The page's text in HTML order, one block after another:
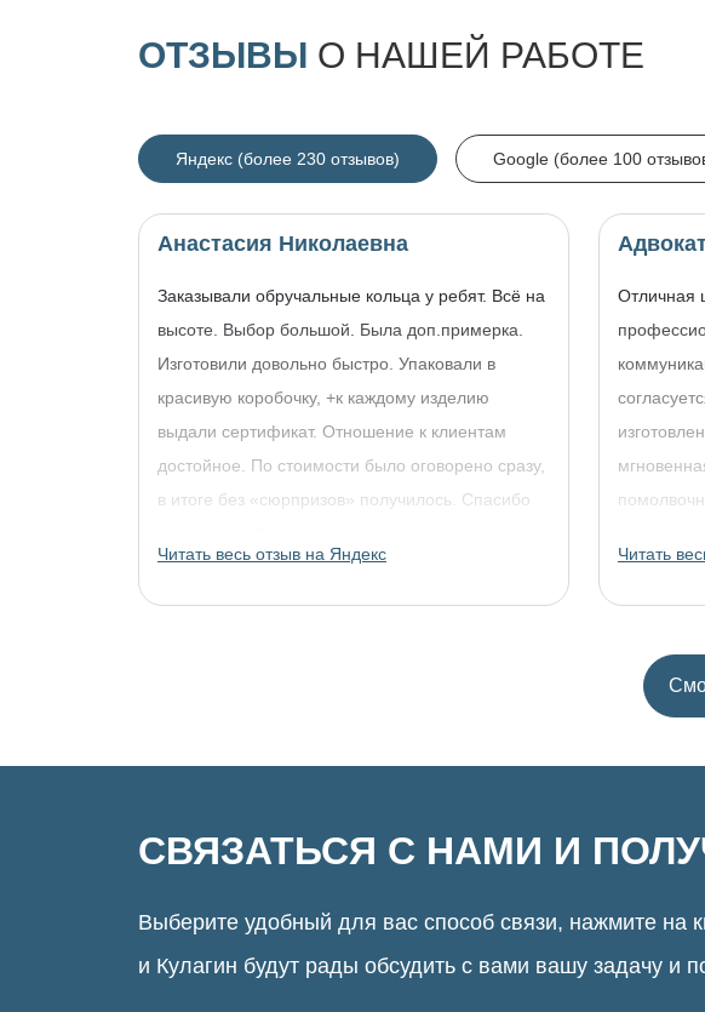
ОТЗЫВЫ О НАШЕЙ РАБОТЕ
Яндекс (более 230 отзывов) Google (более 100
Анастасия Николаевна
Заказывали обручальные кольца у ребят. Всё на
высоте. Выбор большой. Была доп.примерка.
Изготовили довольно быстро. Упаковали в
красивую коробочку, +к каждому изделию
выдали сертификат. Отношение к клиентам
достойное. По стоимости было оговорено сразу,
в итоге без «сюрпризов» получилось. Спасибо
украшениями!
Читать весь отзыв на Яндекс
Отличная
Читать
СВЯЗАТЬСЯ С НАМИ И
Выберите удобный для вас способ связи, нажмите на
и Кулагин будут рады обсудить с вами вашу задачу и